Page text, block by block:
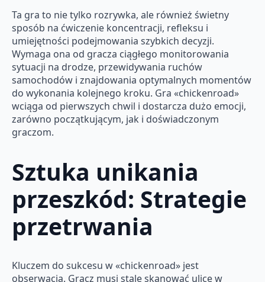
Ta gra to nie tylko rozrywka, ale również świetny
sposób na ćwiczenie koncentracji, refleksu i
umiejętności podejmowania szybkich decyzji.
Wymaga ona od gracza ciągłego monitorowania
sytuacji na drodze, przewidywania ruchów
samochodów i znajdowania optymalnych momentów
do wykonania kolejnego kroku. Gra «chickenroad»
wciąga od pierwszych chwil i dostarcza dużo emocji,
zarówno początkującym, jak i doświadczonym
graczom.
Sztuka unikania
przeszkód: Strategie
przetrwania
Kluczem do sukcesu w «chickenroad» jest
obserwacja. Gracz musi stale skanować ulicę w